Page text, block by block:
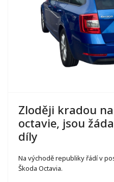
Zloději kradou
octavie, jsou
díly
Na východě republiky řádí v
Škoda Octavia.